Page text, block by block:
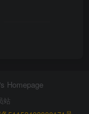
Homepage
站